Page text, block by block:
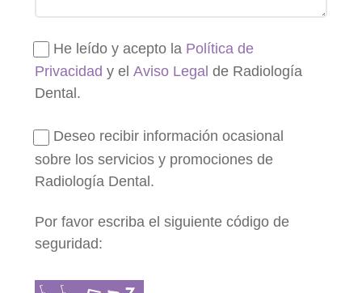
He leído y acepto la Política de
Privacidad y el Aviso Legal de Radiología
Dental.
Deseo recibir información ocasional
sobre los servicios y promociones de
Radiología Dental.
Por favor escriba el siguiente código de
seguridad: